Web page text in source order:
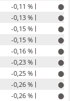
-0,11 %
-0,13 %
-0,15 %
-0,15 %
-0,16 %
-0,23 %
-0,25 %
-0,26 %
-0,26 %